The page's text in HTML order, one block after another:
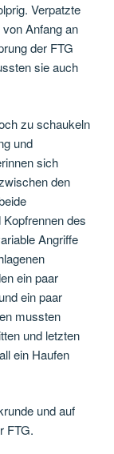
Verpatzte
Anfang an
der FTG
sie auch
zu schaukeln
und
sich
den
des
Angriffe
ein paar
ein paar
mussten
und letzten
ein Haufen
und auf
FTG.